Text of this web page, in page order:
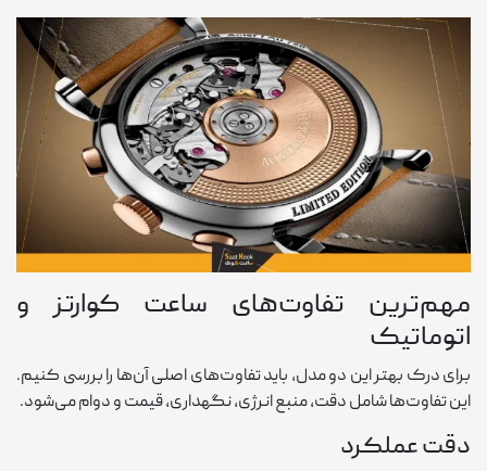
مهم‌ترین تفاوت‌های ساعت کوارتز و
اتوماتیک
برای درک بهتر این دو مدل، باید تفاوت‌های اصلی آن‌ها را بررسی کنیم.
این تفاوت‌ها شامل دقت، منبع انرژی، نگهداری، قیمت و دوام می‌شود.
دقت عملکرد